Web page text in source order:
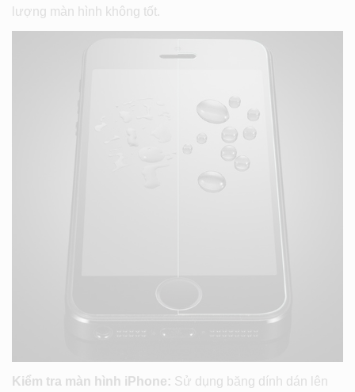
lượng màn hình không tốt.
Kiểm tra màn hình iPhone: Sử dụng băng dính dán lên